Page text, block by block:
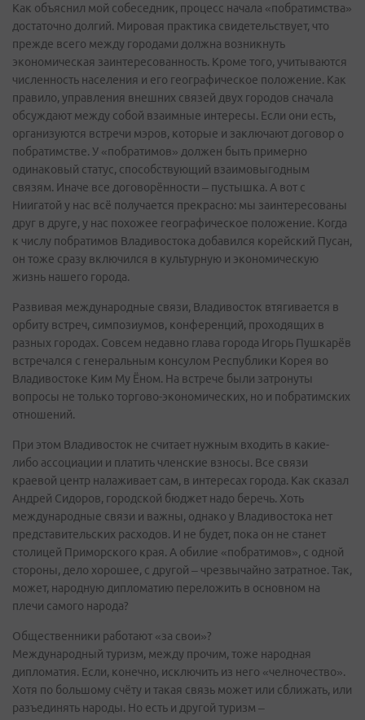
Как объяснил мой собеседник, процесс начала «побратимства»
достаточно долгий. Мировая практика свидетельствует, что
прежде всего между городами должна возникнуть
экономическая заинтересованность. Кроме того, учитываются
численность населения и его географическое положение. Как
правило, управления внешних связей двух городов сначала
обсуждают между собой взаимные интересы. Если они есть,
организуются встречи мэров, которые и заключают договор о
побратимстве. У «побратимов» должен быть примерно
одинаковый статус, способствующий взаимовыгодным
связям. Иначе все договорённости – пустышка. А вот с
Ниигатой у нас всё получается прекрасно: мы заинтересованы
друг в друге, у нас похожее географическое положение. Когда
к числу побратимов Владивостока добавился корейский Пусан,
он тоже сразу включился в культурную и экономическую
жизнь нашего города.
Развивая международные связи, Владивосток втягивается в
орбиту встреч, симпозиумов, конференций, проходящих в
разных городах. Совсем недавно глава города Игорь Пушкарёв
встречался с генеральным консулом Республики Корея во
Владивостоке Ким Му Ёном. На встрече были затронуты
вопросы не только торгово-экономических, но и побратимских
отношений.
При этом Владивосток не считает нужным входить в какие-
либо ассоциации и платить членские взносы. Все связи
краевой центр налаживает сам, в интересах города. Как сказал
Андрей Сидоров, городской бюджет надо беречь. Хоть
международные связи и важны, однако у Владивостока нет
представительских расходов. И не будет, пока он не станет
столицей Приморского края. А обилие «побратимов», с одной
стороны, дело хорошее, с другой – чрезвычайно затратное. Так,
может, народную дипломатию переложить в основном на
плечи самого народа?
Общественники работают «за свои»?
Международный туризм, между прочим, тоже народная
дипломатия. Если, конечно, исключить из него «челночество».
Хотя по большому счёту и такая связь может или сближать, или
разъединять народы. Но есть и другой туризм –